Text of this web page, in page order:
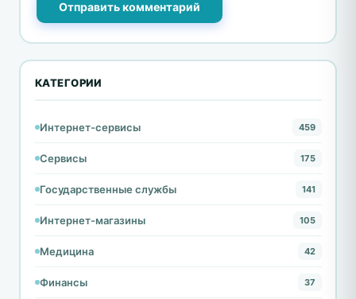
Отправить комментарий
КАТЕГОРИИ
Интернет-сервисы 459
Сервисы 175
Государственные службы 141
Интернет-магазины 105
Медицина 42
Финансы 37